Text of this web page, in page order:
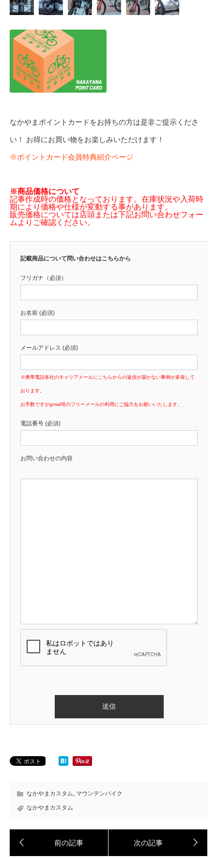
なかやまポイントカードをお持ちの方は是非ご提示くださ
い！ お得にお買い物をお楽しみいただけます！
※ポイントカード会員特典紹介ページ
※商品価格について
記事作成時の価格となっております。在庫状況や入荷時
期により価格や仕様が変動する事があります。
販売価格については店頭または下記お問い合わせフォー
ムよりご確認ください。
記載商品について問い合わせはこちらから
フリガナ（必須）
お名前 (必須)
メールアドレス (必須)
※携帯電話各社のキャリアメールにこちらからの返信が届かない事例が多発して
おります。
お手数ですがgmail等のフリーメールの利用にご協力をお願いいたします。
電話番号 (必須)
お問い合わせの内容
なかやまカスタム, マウンテンバイク
なかやまカスタム